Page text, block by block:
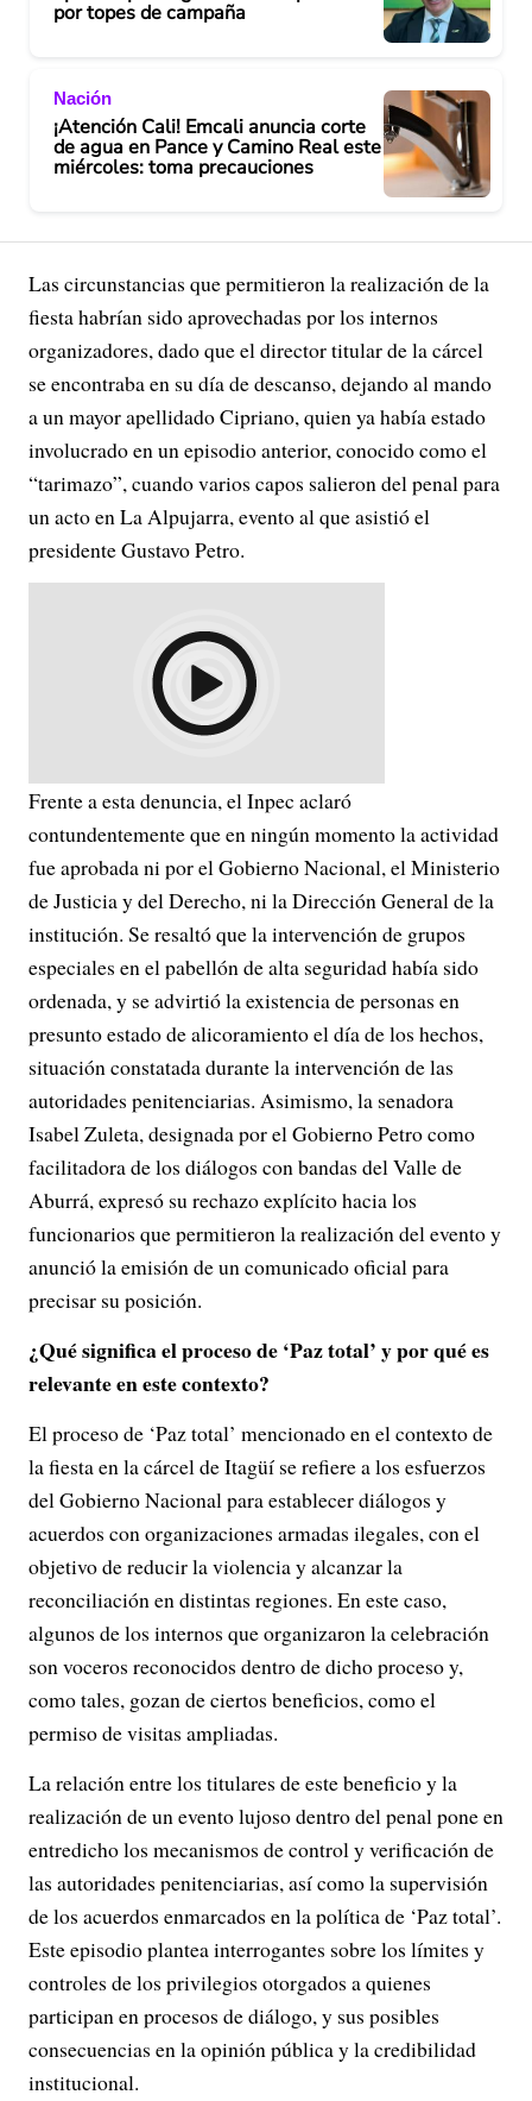
por topes de campaña
Nación
¡Atención Cali! Emcali anuncia corte
de agua en Pance y Camino Real este
miércoles: toma precauciones
Las circunstancias que permitieron la realización de la
fiesta habrían sido aprovechadas por los internos
organizadores, dado que el director titular de la cárcel
se encontraba en su día de descanso, dejando al mando
a un mayor apellidado Cipriano, quien ya había estado
involucrado en un episodio anterior, conocido como el
“tarimazo”, cuando varios capos salieron del penal para
un acto en La Alpujarra, evento al que asistió el
presidente Gustavo Petro.
Frente a esta denuncia, el Inpec aclaró
contundentemente que en ningún momento la actividad
fue aprobada ni por el Gobierno Nacional, el Ministerio
de Justicia y del Derecho, ni la Dirección General de la
institución. Se resaltó que la intervención de grupos
especiales en el pabellón de alta seguridad había sido
ordenada, y se advirtió la existencia de personas en
presunto estado de alicoramiento el día de los hechos,
situación constatada durante la intervención de las
autoridades penitenciarias. Asimismo, la senadora
Isabel Zuleta, designada por el Gobierno Petro como
facilitadora de los diálogos con bandas del Valle de
Aburrá, expresó su rechazo explícito hacia los
funcionarios que permitieron la realización del evento y
anunció la emisión de un comunicado oficial para
precisar su posición.
¿Qué significa el proceso de ‘Paz total’ y por qué es
relevante en este contexto?
El proceso de ‘Paz total’ mencionado en el contexto de
la fiesta en la cárcel de Itagüí se refiere a los esfuerzos
del Gobierno Nacional para establecer diálogos y
acuerdos con organizaciones armadas ilegales, con el
objetivo de reducir la violencia y alcanzar la
reconciliación en distintas regiones. En este caso,
algunos de los internos que organizaron la celebración
son voceros reconocidos dentro de dicho proceso y,
como tales, gozan de ciertos beneficios, como el
permiso de visitas ampliadas.
La relación entre los titulares de este beneficio y la
realización de un evento lujoso dentro del penal pone en
entredicho los mecanismos de control y verificación de
las autoridades penitenciarias, así como la supervisión
de los acuerdos enmarcados en la política de ‘Paz total’.
Este episodio plantea interrogantes sobre los límites y
controles de los privilegios otorgados a quienes
participan en procesos de diálogo, y sus posibles
consecuencias en la opinión pública y la credibilidad
institucional.